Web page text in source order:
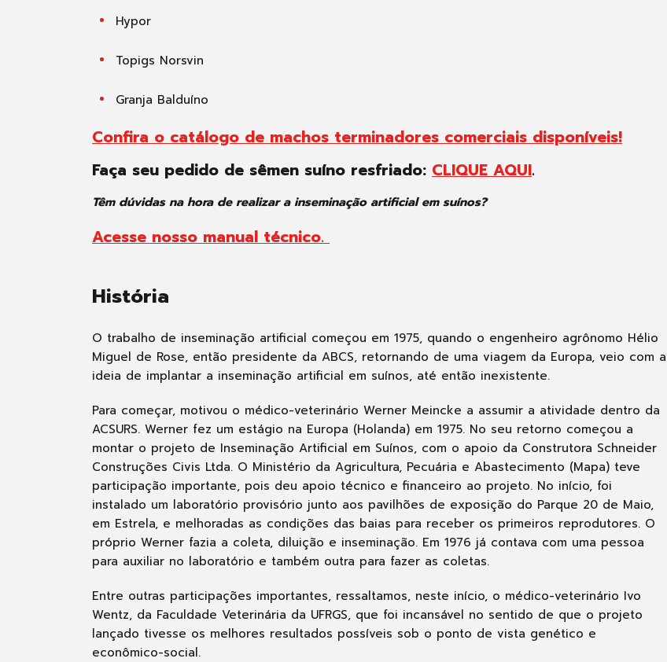
Hypor
Topigs Norsvin
Granja Balduíno
Confira o catálogo de machos terminadores comerciais disponíveis!
Faça seu pedido de sêmen suíno resfriado: CLIQUE AQUI.
Têm dúvidas na hora de realizar a inseminação artificial em suínos?
Acesse nosso manual técnico.
História
O trabalho de inseminação artificial começou em 1975, quando o engenheiro agrônomo Hélio
Miguel de Rose, então presidente da ABCS, retornando de uma viagem da Europa, veio com a
ideia de implantar a inseminação artificial em suínos, até então inexistente.
Para começar, motivou o médico-veterinário Werner Meincke a assumir a atividade dentro da
ACSURS. Werner fez um estágio na Europa (Holanda) em 1975. No seu retorno começou a
montar o projeto de Inseminação Artificial em Suínos, com o apoio da Construtora Schneider
Construções Civis Ltda. O Ministério da Agricultura, Pecuária e Abastecimento (Mapa) teve
participação importante, pois deu apoio técnico e financeiro ao projeto. No início, foi
instalado um laboratório provisório junto aos pavilhões de exposição do Parque 20 de Maio,
em Estrela, e melhoradas as condições das baias para receber os primeiros reprodutores. O
próprio Werner fazia a coleta, diluição e inseminação. Em 1976 já contava com uma pessoa
para auxiliar no laboratório e também outra para fazer as coletas.
Entre outras participações importantes, ressaltamos, neste início, o médico-veterinário Ivo
Wentz, da Faculdade Veterinária da UFRGS, que foi incansável no sentido de que o projeto
lançado tivesse os melhores resultados possíveis sob o ponto de vista genético e
econômico-social.